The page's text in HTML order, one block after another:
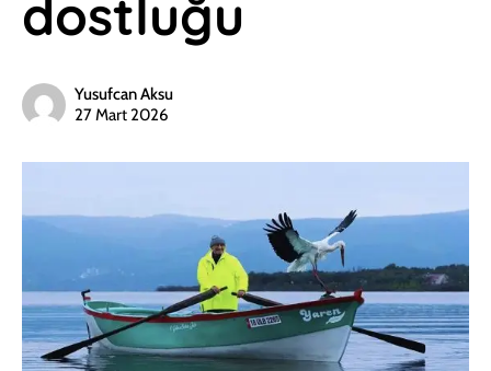
dostluğu
Yusufcan Aksu
27 Mart 2026